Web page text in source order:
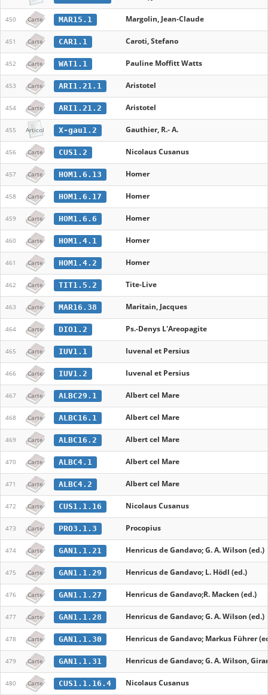
450 Carte MAR15.1 Margolin, Jean-Claude
451 Carte CAR1.1 Caroti, Stefano
452 Carte WAT1.1 Pauline Moffitt Watts
453 Carte ARI1.21.1 Aristotel
454 Carte ARI1.21.2 Aristotel
455 Articol X-gau1.2 Gauthier, R.- A.
456 Carte CUS1.2 Nicolaus Cusanus
457 Carte HOM1.6.13 Homer
458 Carte HOM1.6.17 Homer
459 Carte HOM1.6.6 Homer
460 Carte HOM1.4.1 Homer
461 Carte HOM1.4.2 Homer
462 Carte TIT1.5.2 Tite-Live
463 Carte MAR16.38 Maritain, Jacques
464 Carte DIO1.2 Ps.-Denys L'Areopagite
465 Carte IUV1.1 Iuvenal et Persius
466 Carte IUV1.2 Iuvenal et Persius
467 Carte ALBC29.1 Albert cel Mare
468 Carte ALBC16.1 Albert cel Mare
469 Carte ALBC16.2 Albert cel Mare
470 Carte ALBC4.1 Albert cel Mare
471 Carte ALBC4.2 Albert cel Mare
472 Carte CUS1.1.16 Nicolaus Cusanus
473 Carte PRO3.1.3 Procopius
474 Carte GAN1.1.21 Henricus de Gandavo; G. A. Wilson (ed.)
475 Carte GAN1.1.29 Henricus de Gandavo; L. Hödl (ed.)
476 Carte GAN1.1.27 Henricus de Gandavo;R. Macken (ed.)
477 Carte GAN1.1.28 Henricus de Gandavo; G. A. Wilson (ed.)
478 Carte GAN1.1.30 Henricus de Gandavo; Markus Führer
479 Carte GAN1.1.31 Henricus de Gandavo; G. A. Wilson,
480 Carte CUS1.1.16.4 Nicolaus Cusanus